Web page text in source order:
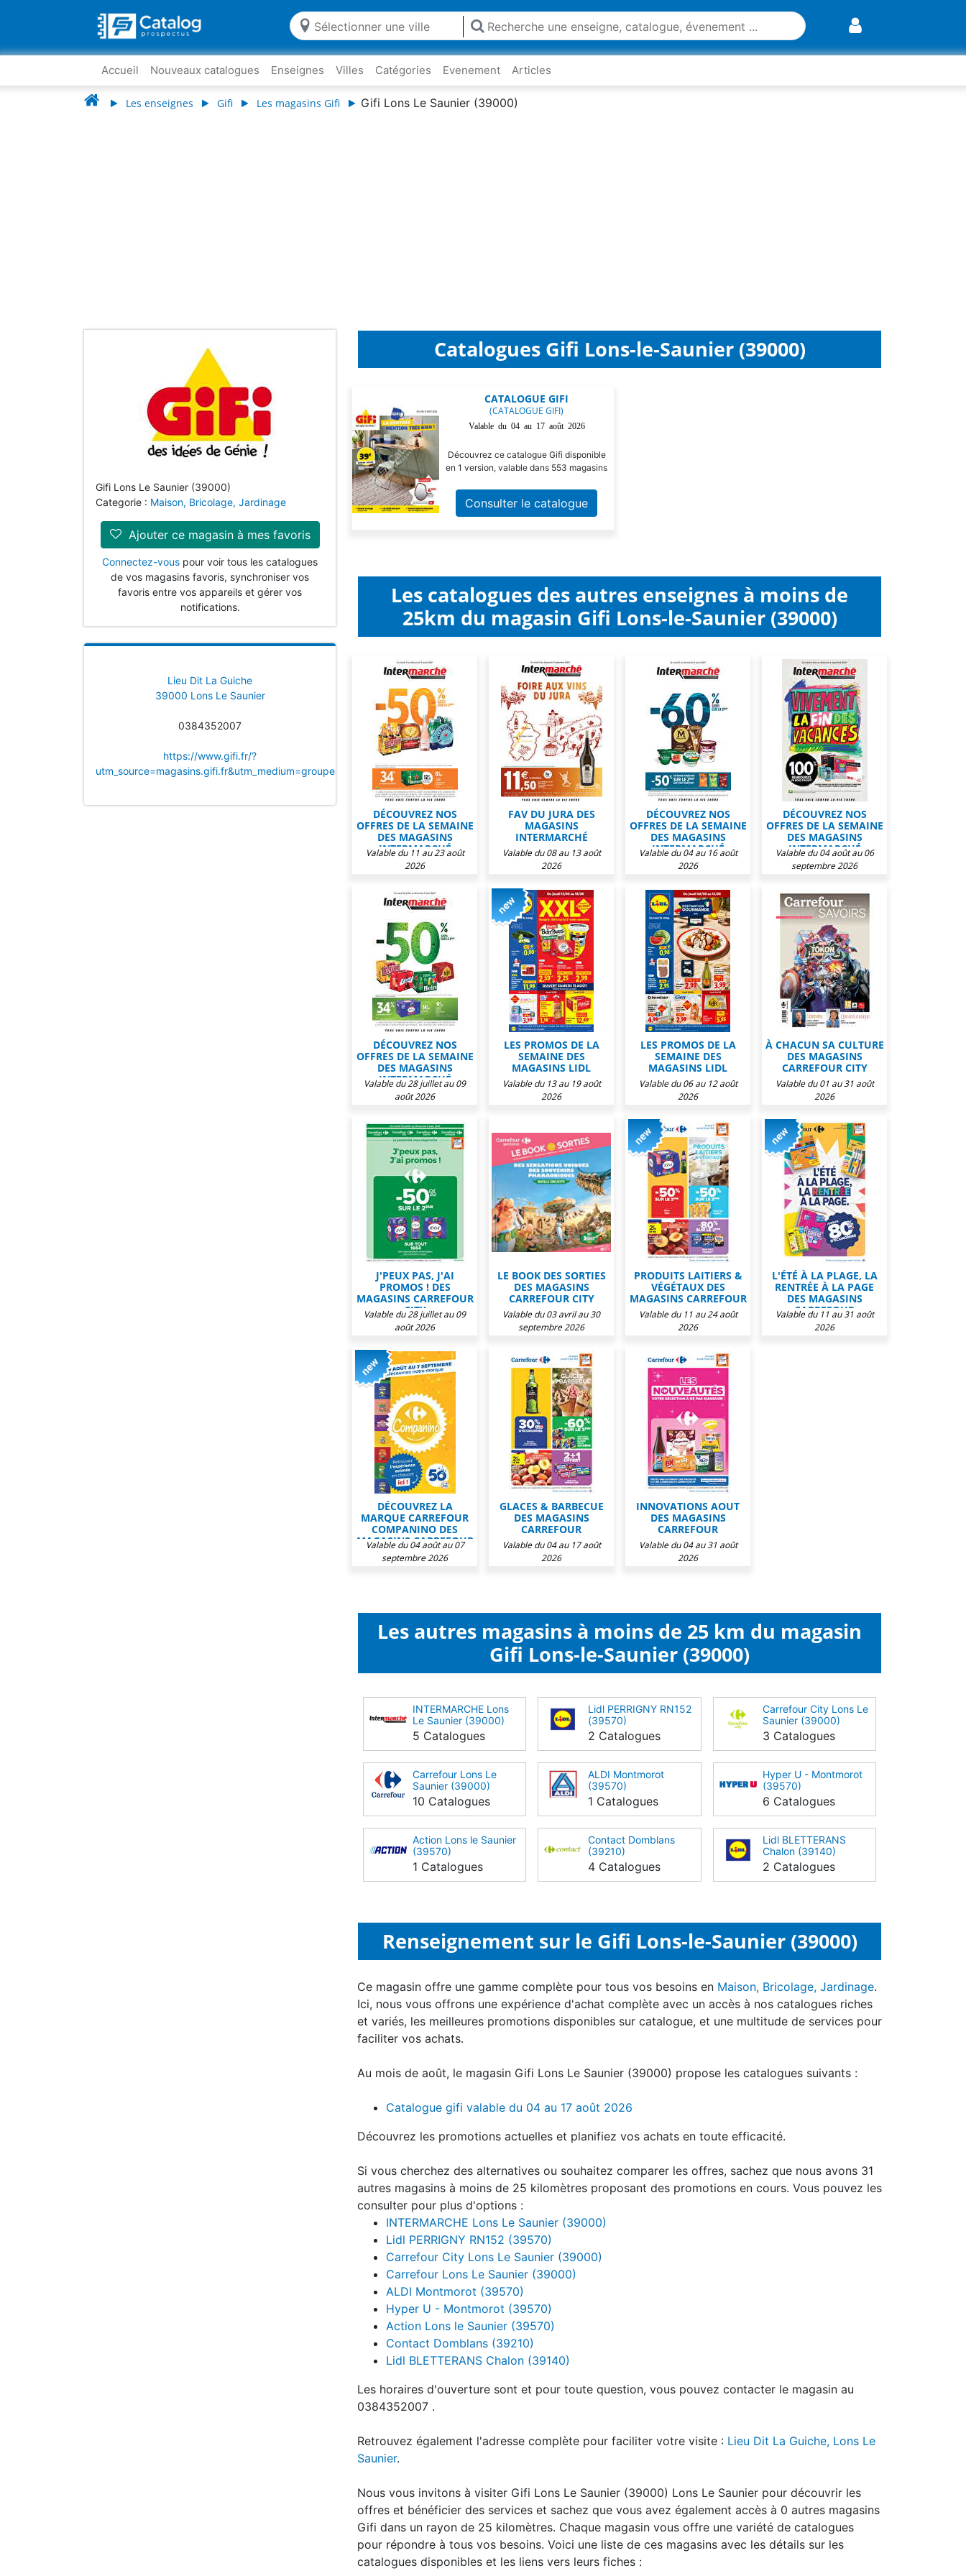
Accueil Nouveaux catalogues Enseignes Villes Catégories Evenement Articles
Les enseignes Gifi Les magasins Gifi Gifi Lons Le Saunier (39000)
Gifi Lons Le Saunier (39000)
Categorie : Maison, Bricolage, Jardinage
Ajouter ce magasin à mes favoris
Connectez-vous pour voir tous les catalogues
de vos magasins favoris, synchroniser vos
favoris entre vos appareils et gérer vos
notifications.
Lieu Dit La Guiche
39000 Lons Le Saunier
0384352007
https://www.gifi.fr/?
utm_source=magasins.gifi.fr&utm_medium=groupe&utm_campaign=click_and_collect&utm_content=board_cta
Catalogues Gifi Lons-le-Saunier (39000)
CATALOGUE GIFI
(CATALOGUE GIFI)
Valable du 04 au 17 août 2026
Découvrez ce catalogue Gifi disponible
en 1 version, valable dans 553 magasins
Consulter le catalogue
Les catalogues des autres enseignes à moins de
25km du magasin Gifi Lons-le-Saunier (39000)
DÉCOUVREZ NOS
OFFRES DE LA SEMAINE
DES MAGASINS
INTERMARCHÉ
Valable du 11 au 23 août
2026
FAV DU JURA DES
MAGASINS
INTERMARCHÉ
Valable du 08 au 13 août
2026
DÉCOUVREZ NOS
OFFRES DE LA SEMAINE
DES MAGASINS
INTERMARCHÉ
Valable du 04 au 16 août
2026
DÉCOUVREZ NOS
OFFRES DE LA SEMAINE
DES MAGASINS
INTERMARCHÉ
Valable du 04 août au 06
septembre 2026
DÉCOUVREZ NOS
OFFRES DE LA SEMAINE
DES MAGASINS
INTERMARCHÉ
Valable du 28 juillet au 09
août 2026
LES PROMOS DE LA
SEMAINE DES
MAGASINS LIDL
Valable du 13 au 19 août
2026
LES PROMOS DE LA
SEMAINE DES
MAGASINS LIDL
Valable du 06 au 12 août
2026
À CHACUN SA CULTURE
DES MAGASINS
CARREFOUR CITY
Valable du 01 au 31 août
2026
J'PEUX PAS, J'AI
PROMOS ! DES
MAGASINS CARREFOUR
CITY
Valable du 28 juillet au 09
août 2026
LE BOOK DES SORTIES
DES MAGASINS
CARREFOUR CITY
Valable du 03 avril au 30
septembre 2026
PRODUITS LAITIERS &
VÉGÉTAUX DES
MAGASINS CARREFOUR
Valable du 11 au 24 août
2026
L'ÉTÉ À LA PLAGE, LA
RENTRÉE À LA PAGE
DES MAGASINS
CARREFOUR
Valable du 11 au 31 août
2026
DÉCOUVREZ LA
MARQUE CARREFOUR
COMPANINO DES
MAGASINS CARREFOUR
Valable du 04 août au 07
septembre 2026
GLACES & BARBECUE
DES MAGASINS
CARREFOUR
Valable du 04 au 17 août
2026
INNOVATIONS AOUT
DES MAGASINS
CARREFOUR
Valable du 04 au 31 août
2026
Les autres magasins à moins de 25 km du magasin
Gifi Lons-le-Saunier (39000)
INTERMARCHE Lons
Le Saunier (39000)
5 Catalogues
Lidl PERRIGNY RN152
(39570)
2 Catalogues
Carrefour City Lons Le
Saunier (39000)
3 Catalogues
Carrefour Lons Le
Saunier (39000)
10 Catalogues
ALDI Montmorot
(39570)
1 Catalogues
Hyper U - Montmorot
(39570)
6 Catalogues
Action Lons le Saunier
(39570)
1 Catalogues
Contact Domblans
(39210)
4 Catalogues
Lidl BLETTERANS
Chalon (39140)
2 Catalogues
Renseignement sur le Gifi Lons-le-Saunier (39000)
Ce magasin offre une gamme complète pour tous vos besoins en Maison, Bricolage, Jardinage.
Ici, nous vous offrons une expérience d'achat complète avec un accès à nos catalogues riches
et variés, les meilleures promotions disponibles sur catalogue, et une multitude de services pour
faciliter vos achats.
Au mois de août, le magasin Gifi Lons Le Saunier (39000) propose les catalogues suivants :
Catalogue gifi valable du 04 au 17 août 2026
Découvrez les promotions actuelles et planifiez vos achats en toute efficacité.
Si vous cherchez des alternatives ou souhaitez comparer les offres, sachez que nous avons 31
autres magasins à moins de 25 kilomètres proposant des promotions en cours. Vous pouvez les
consulter pour plus d'options :
INTERMARCHE Lons Le Saunier (39000)
Lidl PERRIGNY RN152 (39570)
Carrefour City Lons Le Saunier (39000)
Carrefour Lons Le Saunier (39000)
ALDI Montmorot (39570)
Hyper U - Montmorot (39570)
Action Lons le Saunier (39570)
Contact Domblans (39210)
Lidl BLETTERANS Chalon (39140)
Les horaires d'ouverture sont et pour toute question, vous pouvez contacter le magasin au
0384352007 .
Retrouvez également l'adresse complète pour faciliter votre visite : Lieu Dit La Guiche, Lons Le
Saunier.
Nous vous invitons à visiter Gifi Lons Le Saunier (39000) Lons Le Saunier pour découvrir les
offres et bénéficier des services et sachez que vous avez également accès à 0 autres magasins
Gifi dans un rayon de 25 kilomètres. Chaque magasin vous offre une variété de catalogues
pour répondre à tous vos besoins. Voici une liste de ces magasins avec les détails sur les
catalogues disponibles et les liens vers leurs fiches :